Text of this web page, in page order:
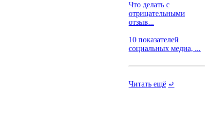
Что делать с
отрицательными
отзыв...
10 показателей
социальных медиа, ...
Читать ещё ⤾